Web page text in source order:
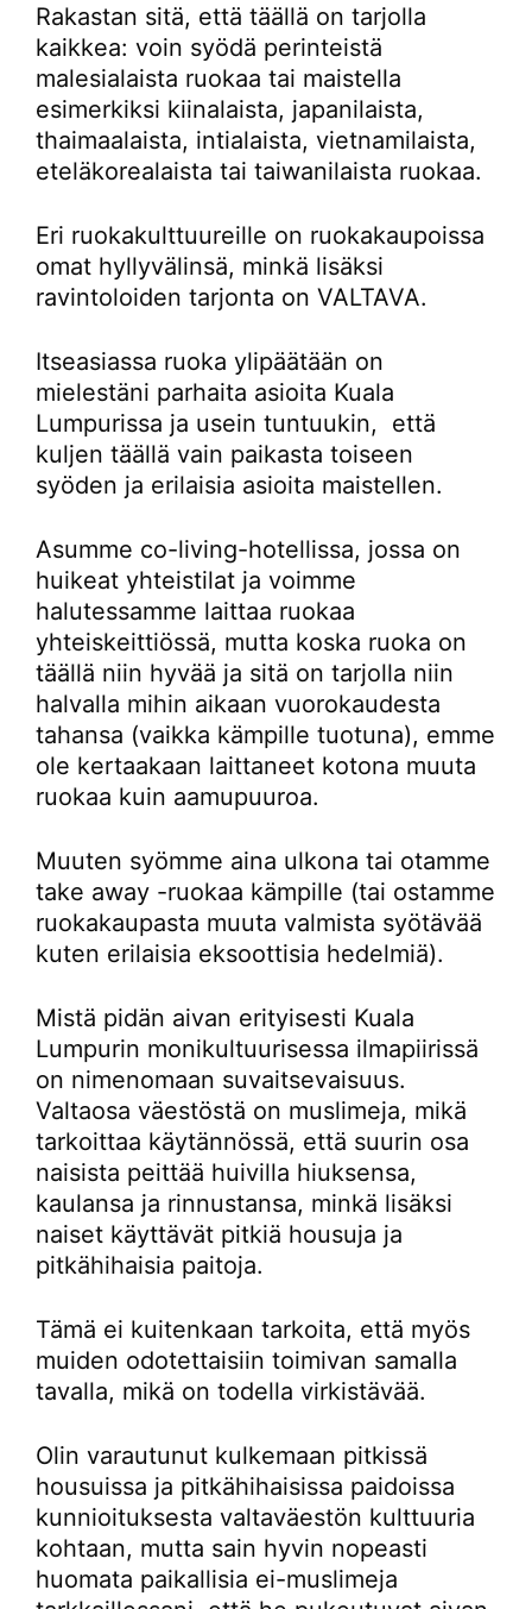
Rakastan sitä, että täällä on tarjolla
kaikkea: voin syödä perinteistä
malesialaista ruokaa tai maistella
esimerkiksi kiinalaista, japanilaista,
thaimaalaista, intialaista, vietnamilaista,
eteläkorealaista tai taiwanilaista ruokaa.
Eri ruokakulttuureille on ruokakaupoissa
omat hyllyvälinsä, minkä lisäksi
ravintoloiden tarjonta on VALTAVA.
Itseasiassa ruoka ylipäätään on
mielestäni parhaita asioita Kuala
Lumpurissa ja usein tuntuukin, että
kuljen täällä vain paikasta toiseen
syöden ja erilaisia asioita maistellen.
Asumme co-living-hotellissa, jossa on
huikeat yhteistilat ja voimme
halutessamme laittaa ruokaa
yhteiskeittiössä, mutta koska ruoka on
täällä niin hyvää ja sitä on tarjolla niin
halvalla mihin aikaan vuorokaudesta
tahansa (vaikka kämpille tuotuna), emme
ole kertaakaan laittaneet kotona muuta
ruokaa kuin aamupuuroa.
Muuten syömme aina ulkona tai otamme
take away -ruokaa kämpille (tai ostamme
ruokakaupasta muuta valmista syötävää
kuten erilaisia eksoottisia hedelmiä).
Mistä pidän aivan erityisesti Kuala
Lumpurin monikultuurisessa ilmapiirissä
on nimenomaan suvaitsevaisuus.
Valtaosa väestöstä on muslimeja, mikä
tarkoittaa käytännössä, että suurin osa
naisista peittää huivilla hiuksensa,
kaulansa ja rinnustansa, minkä lisäksi
naiset käyttävät pitkiä housuja ja
pitkähihaisia paitoja.
Tämä ei kuitenkaan tarkoita, että myös
muiden odotettaisiin toimivan samalla
tavalla, mikä on todella virkistävää.
Olin varautunut kulkemaan pitkissä
housuissa ja pitkähihaisissa paidoissa
kunnioituksesta valtaväestön kulttuuria
kohtaan, mutta sain hyvin nopeasti
huomata paikallisia ei-muslimeja